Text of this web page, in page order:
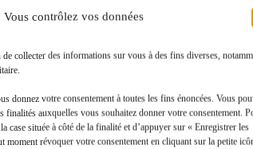
Vous contrôlez vos données
collecter des informations sur vous à des fins diverses,
donnez votre consentement à toutes les fins énoncées. Vous
finalités auxquelles vous souhaitez donner votre consentement.
case située à côté de la finalité et d’appuyer sur « Enregistrer les
moment révoquer votre consentement en cliquant sur la petite
Toutes les actualités